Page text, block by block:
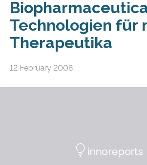
Technologien für
Therapeutika
12 February 2008